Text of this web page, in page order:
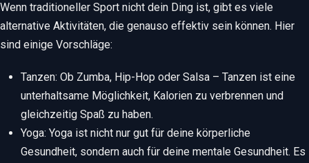
Wenn traditioneller Sport nicht dein Ding ist, gibt es viele
alternative Aktivitäten, die genauso effektiv sein können. Hier
sind einige Vorschläge:
Tanzen: Ob Zumba, Hip-Hop oder Salsa – Tanzen ist eine
unterhaltsame Möglichkeit, Kalorien zu verbrennen und
gleichzeitig Spaß zu haben.
Yoga: Yoga ist nicht nur gut für deine körperliche
Gesundheit, sondern auch für deine mentale Gesundheit. Es